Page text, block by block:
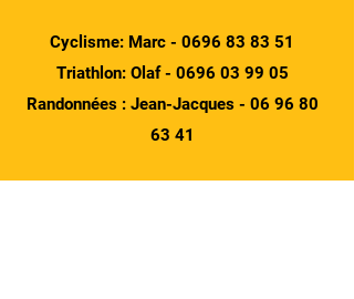
Cyclisme: Marc - 0696 83 83 51
Triathlon: Olaf - 0696 03 99 05
Randonnées : Jean-Jacques - 06 96 80
63 41